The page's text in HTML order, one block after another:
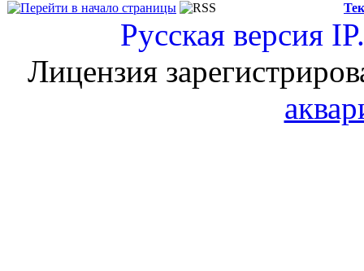
Русская версия
Лицензия